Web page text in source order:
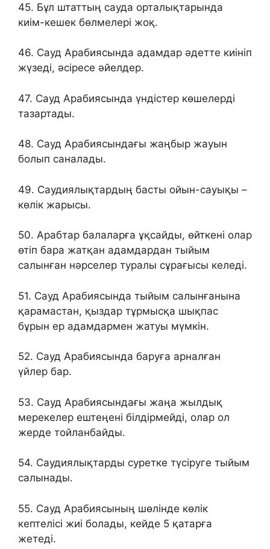
45. Бұл штаттың сауда орталықтарында
киім-кешек бөлмелері жоқ.
46. Сауд Арабиясында адамдар әдетте киініп
жүзеді, әсіресе әйелдер.
47. Сауд Арабиясында үндістер көшелерді
тазартады.
48. Сауд Арабиясындағы жаңбыр жауын
болып саналады.
49. Саудиялықтардың басты ойын-сауықы –
көлік жарысы.
50. Арабтар балаларға ұқсайды, өйткені олар
өтіп бара жатқан адамдардан тыйым
салынған нәрселер туралы сұрағысы келеді.
51. Сауд Арабиясында тыйым салынғанына
қарамастан, қыздар тұрмысқа шықпас
бұрын ер адамдармен жатуы мүмкін.
52. Сауд Арабиясында баруға арналған
үйлер бар.
53. Сауд Арабиясындағы жаңа жылдық
мерекелер ештеңені білдірмейді, олар ол
жерде тойланбайды.
54. Саудиялықтарды суретке түсіруге тыйым
салынады.
55. Сауд Арабиясының шөлінде көлік
кептелісі жиі болады, кейде 5 қатарға
жетеді.